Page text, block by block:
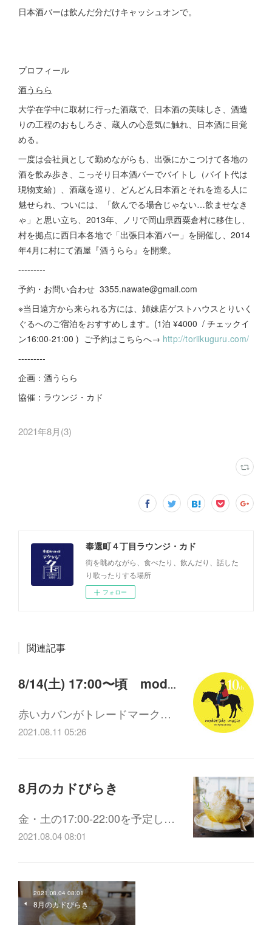
日本酒バーは飲んだ分だけキャッシュオンで。
プロフィール
酒うらら
大学在学中に取材に行った酒蔵で、日本酒の美味しさ、酒造
りの工程のおもしろさ、蔵人の心意気に触れ、日本酒に目覚
める。
一度は会社員として勤めながらも、出張にかこつけて各地の
酒を飲み歩き、こっそり日本酒バーでバイトし（バイト代は
現物支給）、酒蔵を巡り、どんどん日本酒とそれを造る人に
魅せられ、ついには、「飲んでる場合じゃない…飲ませなき
ゃ」と思い立ち、2013年、ノリで岡山県西粟倉村に移住し、
村を拠点に西日本各地で「出張日本酒バー」を開催し、2014
年4月に村にて酒屋『酒うらら』を開業。
---------
予約・お問い合わせ 3355.nawate@gmail.com
※当日遠方から来られる方には、姉妹店ゲストハウスとりいく
ぐるへのご宿泊をおすすめします。(1泊 ¥4000 / チェックイ
ン16:00-21:00 ) ご予約はこちらへ→ http://toriikuguru.com/
---------
企画：酒うらら
協催：ラウンジ・カド
2021年8月(3)
奉還町４丁目ラウンジ・カド
街を眺めながら、食べたり、飲んだり、話した
り歌ったりする場所
フォロー
関連記事
8/14(土) 17:00〜頃 moderado musicの奉還町流し
赤いカバンがトレードマーク…
2021.08.11 05:26
8月のカドびらき
金・土の17:00-22:00を予定し…
2021.08.04 08:01
2021.08.04 08:01
8月のカドびらき